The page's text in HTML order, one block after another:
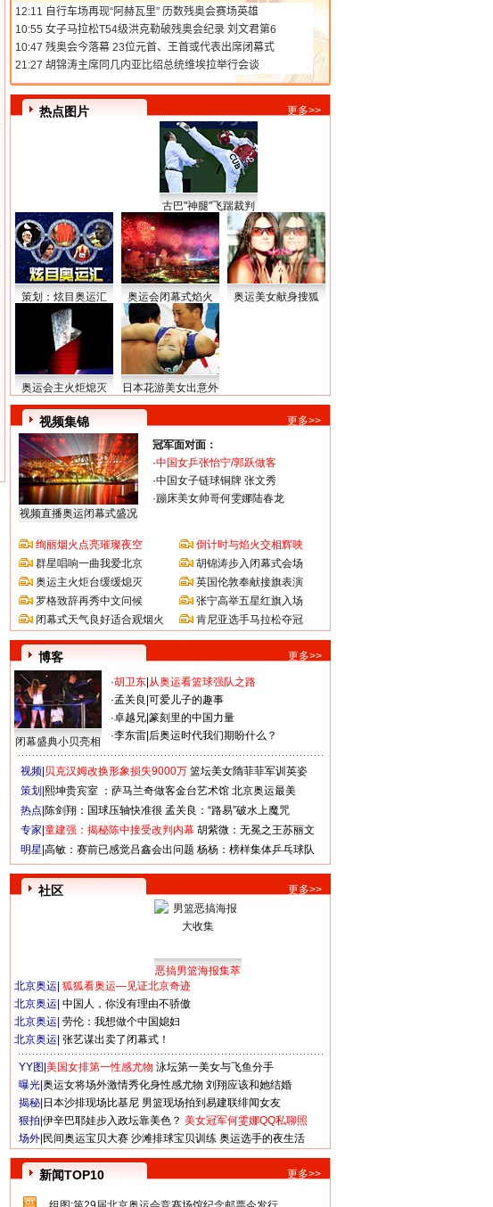
热点图片 更多>>
古巴"神腿"飞踹裁判
策划：炫目奥运汇 奥运会闭幕式焰火 奥运美女献身搜狐
奥运会主火炬熄灭 日本花游美女出意外
视频集锦 更多>>
视频直播奥运闭幕式盛况
冠军面对面：
·中国女乒张怡宁/郭跃做客
·中国女子链球铜牌 张文秀
·蹦床美女帅哥何雯娜陆春龙
绚丽烟火点亮璀璨夜空
群星唱响一曲我爱北京
奥运主火炬台缓缓熄灭
罗格致辞再秀中文问候
闭幕式天气良好适合观烟火
倒计时与焰火交相辉映
胡锦涛步入闭幕式会场
英国伦敦奉献接旗表演
张宁高举五星红旗入场
肯尼亚选手马拉松夺冠
博客 更多>>
闭幕盛典小贝亮相
·胡卫东 从奥运看篮球强队之路
·孟关良 可爱儿子的趣事
·卓越兄 篆刻里的中国力量
·李东雷 后奥运时代我们期盼什么？
视频| 贝克汉姆改换形象损失9000万 篮坛美女隋菲菲军训英姿
策划| 熙坤贵宾室 ：萨马兰奇做客金台艺术馆 北京奥运最美
热点| 陈剑翔：国球压轴快准很 孟关良：“路易”破水上魔咒
专家| 童建强：揭秘陈中接受改判内幕 胡紫微：无冕之王苏丽文
明星| 高敏：赛前已感觉吕鑫会出问题 杨杨：榜样集体乒乓球队
社区 更多>>
恶搞男篮海报集萃
北京奥运 狐狐看奥运—见证北京奇迹
北京奥运 中国人，你没有理由不骄傲
北京奥运 劳伦：我想做个中国媳妇
北京奥运 张艺谋出卖了闭幕式！
YY图| 美国女排第一性感尤物 泳坛第一美女与飞鱼分手
曝光| 奥运女将场外激情秀化身性感尤物 刘翔应该和她结婚
揭秘| 日本沙排现场比基尼 男篮现场拍到易建联绯闻女友
狠拍| 伊辛巴耶娃步入政坛靠美色？ 美女冠军何雯娜QQ私聊照
场外| 民间奥运宝贝大赛 沙滩排球宝贝训练 奥运选手的夜生活
新闻TOP10 更多>>